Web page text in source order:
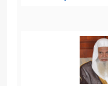
الميثاق